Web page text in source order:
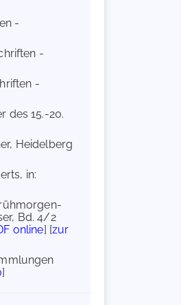
-
-
-
des 15.-20.
Heidelberg
in:
Bd. 4/2
online] [zur
]